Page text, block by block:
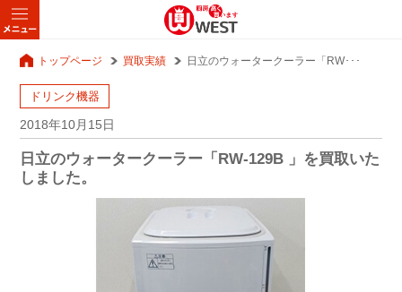
トップページ 買取実績 日立のウォータークーラー「RW･･･
ドリンク機器
2018年10月15日
日立のウォータークーラー「RW-129B 」を買取いた
しました。